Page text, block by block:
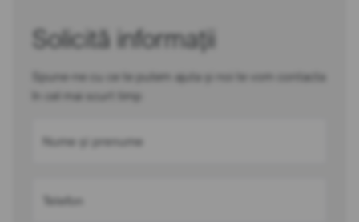
Solicită informații
Spune-ne cu ce te putem ajuta și noi te vom contacta
în cel mai scurt timp
Nume și prenume
Telefon